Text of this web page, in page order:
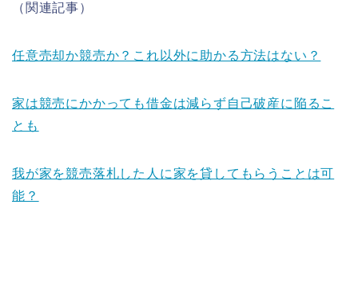
（関連記事）
任意売却か競売か？これ以外に助かる方法はない？
家は競売にかかっても借金は減らず自己破産に陥るこ
とも
我が家を競売落札した人に家を貸してもらうことは可
能？